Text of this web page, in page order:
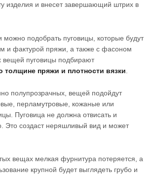
изделия и внесет завершающий штрих в
можно подобрать пуговицы, которые будут
и фактурой пряжи, а также с фасоном
вещей пуговицы подбирают
толщине пряжи и плотности вязки
полупрозрачных, вещей подойдут
перламутровые, кожаные или
Пуговица не должна отвисать и
Это создаст неряшливый вид и может
вещах мелкая фурнитура потеряется, а
крупной будет выглядеть грубо и